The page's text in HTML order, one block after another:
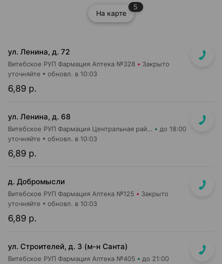
На карте
5
ул. Ленина, д. 72
Витебское РУП Фармация Аптека №328 Закрыто
6,89 р.
уточняйте обновл. в 10:03
ул. Ленина, д. 68
Витебское РУП Фармация Центральная районная аптека №16 до 18:00
6,89 р.
уточняйте обновл. в 10:03
д. Добромысли
Витебское РУП Фармация Аптека №125 Закрыто
6,89 р.
уточняйте обновл. в 10:03
ул. Строителей, д. 3 (м-н Санта)
Витебское РУП Фармация Аптека №405 до 21:00